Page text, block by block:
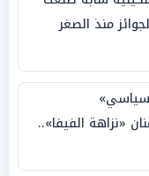
منذ الصغر
«نزاهة الفيفا»..